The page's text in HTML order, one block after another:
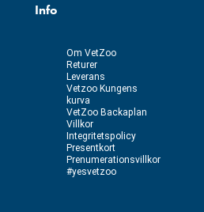
Info
Om VetZoo
Returer
Leverans
Vetzoo Kungens
kurva
VetZoo Backaplan
Villkor
Integritetspolicy
Presentkort
Prenumerationsvillkor
#yesvetzoo